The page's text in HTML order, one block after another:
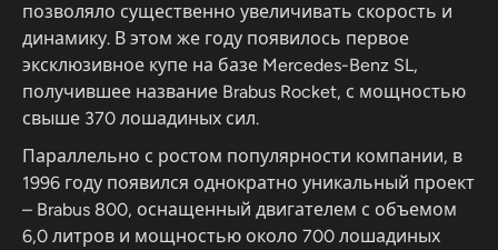
позволяло существенно увеличивать скорость и
динамику. В этом же году появилось первое
эксклюзивное купе на базе Mercedes-Benz SL,
получившее название Brabus Rocket, с мощностью
свыше 370 лошадиных сил.
Параллельно с ростом популярности компании, в
1996 году появился однократно уникальный проект
– Brabus 800, оснащенный двигателем с объемом
6,0 литров и мощностью около 700 лошадиных